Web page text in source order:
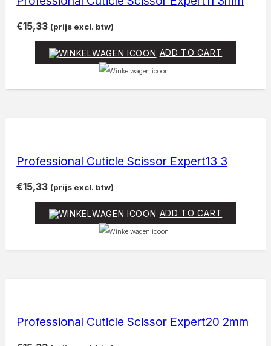
€15,33 (prijs excl. btw)
ADD TO CART
Professional Cuticle Scissor Expert13 3
€15,33 (prijs excl. btw)
ADD TO CART
Professional Cuticle Scissor Expert20 2mm